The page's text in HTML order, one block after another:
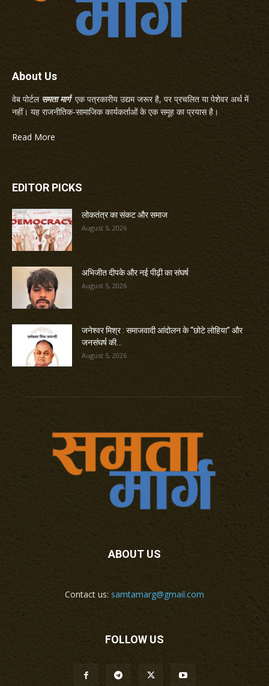
About Us
वेब पोर्टल समता मार्गएक पत्रकारीय उद्यम जरूर है, पर प्रचलित या पेशेवर अर्थ में
नहीं। यह राजनीतिक-सामाजिक कार्यकर्ताओं के एक समूह का प्रयास है।
Read More
EDITOR PICKS
लोकतंत्र का संकट और समाज
August 5, 2026
अभिजीत दीपके और नई पीढ़ी का संघर्ष
August 5, 2026
जनेश्वर मिश्र : समाजवादी आंदोलन के “छोटे लोहिया” और
जनसंघर्ष की...
August 5, 2026
ABOUT US
Contact us: samtamarg@gmail.com
FOLLOW US